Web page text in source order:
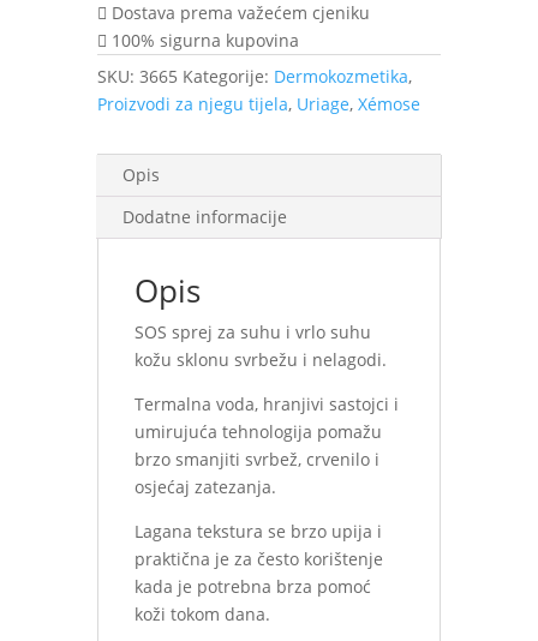
Dostava prema važećem cjeniku
100% sigurna kupovina
SKU: 3665 Kategorije: Dermokozmetika,
Proizvodi za njegu tijela, Uriage, Xémose
Opis
Dodatne informacije
Opis
SOS sprej za suhu i vrlo suhu
kožu sklonu svrbežu i nelagodi.
Termalna voda, hranjivi sastojci i
umirujuća tehnologija pomažu
brzo smanjiti svrbež, crvenilo i
osjećaj zatezanja.
Lagana tekstura se brzo upija i
praktična je za često korištenje
kada je potrebna brza pomoć
koži tokom dana.